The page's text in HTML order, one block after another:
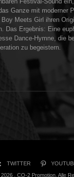
Ganze mit moderner
Boy Meets Girl ihren
Das Ergebnis: Eine
Dance-Hymne, die
zu begeistern.
TWITTER
. CO-2 Promotion. Alle